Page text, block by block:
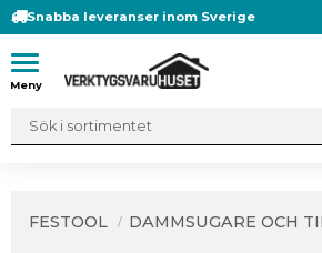
Meny
Snabba leveranser inom Sverige
FESTOOL DAMMSUGARE OCH